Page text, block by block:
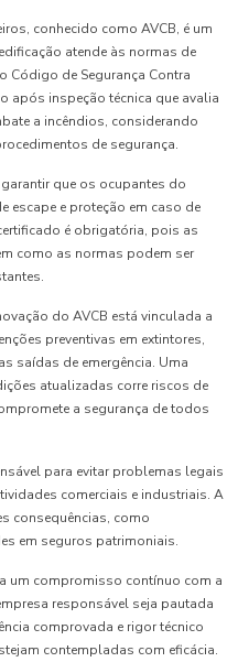
conhecido como AVCB, é um
atende às normas de
Código de Segurança Contra
após inspeção técnica que avalia
a incêndios, considerando
de segurança.
que os ocupantes do
escape e proteção em caso de
é obrigatória, pois as
como as normas podem ser
do AVCB está vinculada a
preventivas em extintores,
saídas de emergência. Uma
atualizadas corre riscos de
a segurança de todos
para evitar problemas legais
comerciais e industriais. A
consequências, como
em seguros patrimoniais.
um compromisso contínuo com a
responsável seja pautada
comprovada e rigor técnico
contempladas com eficácia.